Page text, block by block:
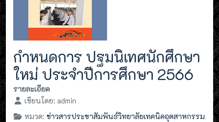
กำหนดการ ปฐมนิเทศนักศึกษา
ใหม่ ประจำปีการศึกษา 2566
รายละเอียด
เขียนโดย: admin
หมวด: ข่าวสารประชาสัมพันธ์วิทยาลัยเทคนิคอุตสาหกรรม